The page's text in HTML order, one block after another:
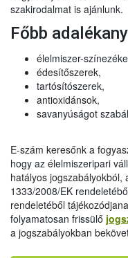
szakirodalmat is ajánlunk.
Főbb
élelmiszer-
édesítőszerek,
tartósítószerek,
antioxidánsok,
savanyúságot
E-szám keresőnk a
hogy az élelmiszeripari
hatályos jogszabályokból,
1333/2008/EK
rendeletéből
folyamatosan frissülő
a jogszabályokban